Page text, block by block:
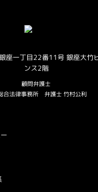
座一丁目22番11号 銀座大竹
ンス2階
顧問弁護士
合法律事務所 弁護士 竹村公利